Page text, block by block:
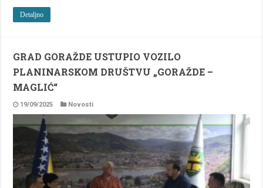
Detaljno
GRAD GORAŽDE USTUPIO VOZILO
PLANINARSKOM DRUŠTVU „GORAŽDE –
MAGLIĆ“
19/09/2025 Novosti